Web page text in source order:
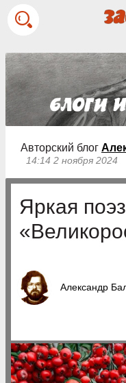
Авторский блог
14:14 2 ноября 2024
Яркая
Александр